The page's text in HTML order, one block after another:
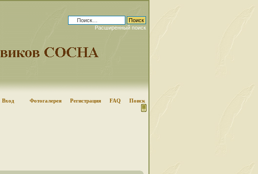
Расширенный поиск
Вход Фотогалерея Регистрация FAQ Поиск